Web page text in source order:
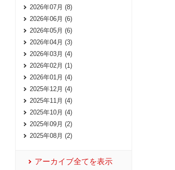
2026年07月 (8)
2026年06月 (6)
2026年05月 (6)
2026年04月 (3)
2026年03月 (4)
2026年02月 (1)
2026年01月 (4)
2025年12月 (4)
2025年11月 (4)
2025年10月 (4)
2025年09月 (2)
2025年08月 (2)
アーカイブ全てを表示